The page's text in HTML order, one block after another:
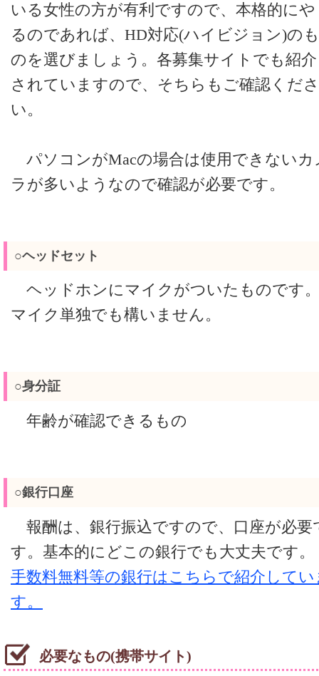
いる女性の方が有利ですので、本格的にや
るのであれば、HD対応(ハイビジョン)のも
のを選びましょう。各募集サイトでも紹介
されていますので、そちらもご確認くださ
い。
パソコンがMacの場合は使用できないカ
ラが多いようなので確認が必要です。
○ヘッドセット
ヘッドホンにマイクがついたものです
マイク単独でも構いません。
○身分証
年齢が確認できるもの
○銀行口座
報酬は、銀行振込ですので、口座が必要
す。基本的にどこの銀行でも大丈夫です。
手数料無料等の銀行はこちらで紹介してい
す。
必要なもの(携帯サイト)